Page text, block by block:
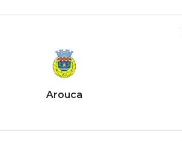
Arouca